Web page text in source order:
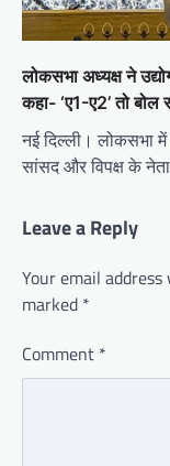
लोकसभा अध्यक्ष ने
कहा- ‘ए1-ए2’ तो बोल
नई दिल्ली। लोकसभा
सांसद और विपक्ष के
Leave a Reply
Your email
marked *
Comment *